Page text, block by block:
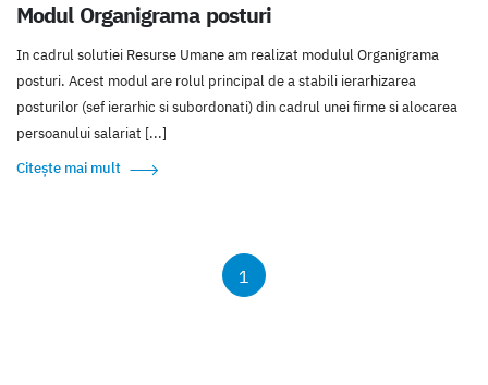
Modul Organigrama posturi
In cadrul solutiei Resurse Umane am realizat modulul Organigrama
posturi. Acest modul are rolul principal de a stabili ierarhizarea
posturilor (sef ierarhic si subordonati) din cadrul unei firme si alocarea
persoanului salariat [...]
Citește mai mult
1